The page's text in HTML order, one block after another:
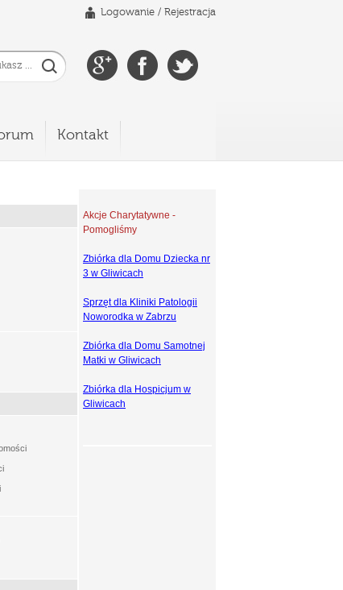
Logowanie / Rejestracja
Kontakt
Akcje Charytatywne -
Pomogliśmy
Zbiórka dla Domu Dziecka nr
3 w Gliwicach
Sprzęt dla Kliniki Patologii
Noworodka w Zabrzu
Zbiórka dla Domu Samotnej
Matki w Gliwicach
Zbiórka dla Hospicjum w
Gliwicach